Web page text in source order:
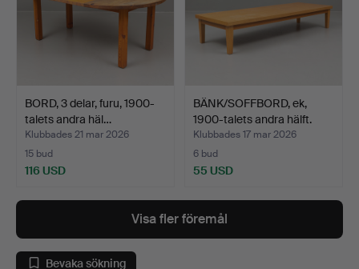
BORD, 3 delar, furu, 1900-
talets andra häl…
Klubbades 21 mar 2026
15 bud
116 USD
BÄNK/SOFFBORD, ek,
1900-talets andra hälft.
Klubbades 17 mar 2026
6 bud
55 USD
Visa fler föremål
Bevaka sökning